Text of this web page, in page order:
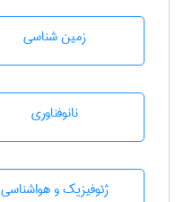
زمين شناسی
نانوفناوری
ژئوفيزيك و هواشناسی